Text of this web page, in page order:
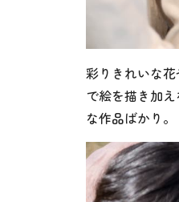
彩りきれいな
で絵を描き加
な作品ばかり。